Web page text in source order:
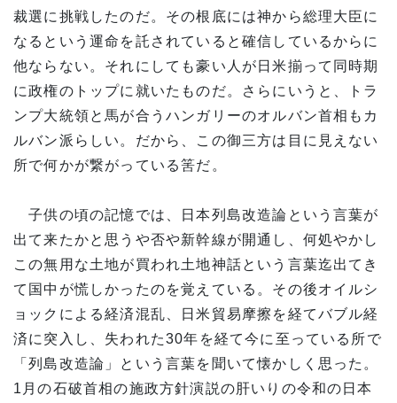
裁選に挑戦したのだ。その根底には神から総理大臣に
なるという運命を託されていると確信しているからに
他ならない。それにしても豪い人が日米揃って同時期
に政権のトップに就いたものだ。さらにいうと、トラ
ンプ大統領と馬が合うハンガリーのオルバン首相もカ
ルバン派らしい。だから、この御三方は目に見えない
所で何かが繋がっている筈だ。
子供の頃の記憶では、日本列島改造論という言葉が
出て来たかと思うや否や新幹線が開通し、何処やかし
この無用な土地が買われ土地神話という言葉迄出てき
て国中が慌しかったのを覚えている。その後オイルシ
ョックによる経済混乱、日米貿易摩擦を経てバブル経
済に突入し、失われた30年を経て今に至っている所で
「列島改造論」という言葉を聞いて懐かしく思った。
1月の石破首相の施政方針演説の肝いりの令和の日本